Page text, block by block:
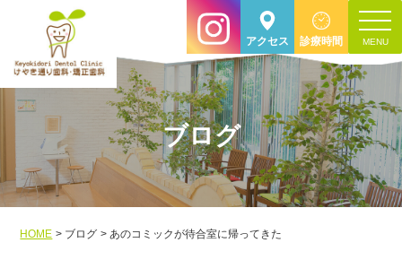
アクセス 診療時間
toggle
ブログ
HOME ブログ あのコミックが待合室に帰ってきた